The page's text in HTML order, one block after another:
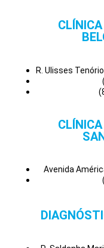
R. Ulisses
Avenida